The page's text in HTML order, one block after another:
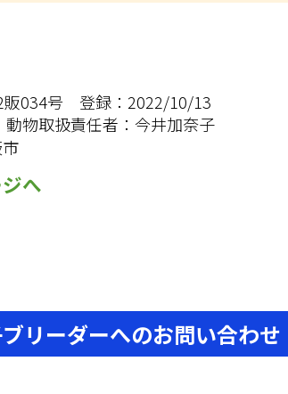
販034号 登録： 2022/10/13
動物取扱責任者： 今井加奈子
へ
リーダーへのお問い合わせ